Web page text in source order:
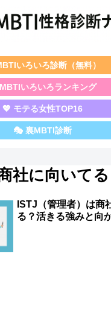
いろいろ診断（無料）
いろいろランキング
💖 モテる女性TOP16
🎭 裏MBTI診断
社に向いてる
ISTJ（管理者）は商
る？活きる強みと向